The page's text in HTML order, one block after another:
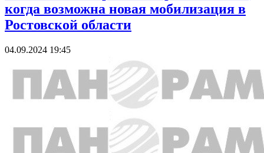
когда возможна новая мобилизация в
Ростовской области
04.09.2024 19:45